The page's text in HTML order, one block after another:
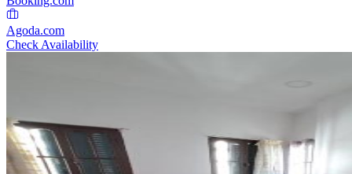
Agoda.com
Check Availability